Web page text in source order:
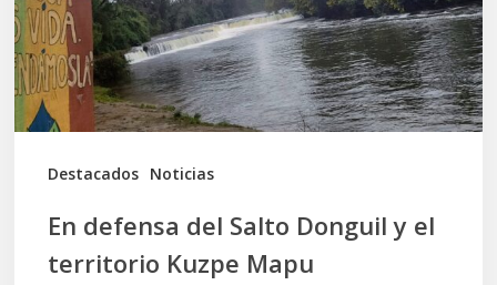
Destacados Noticias
y
el
territorio
Kuzpe
Mapu
En defensa del Salto Donguil y el
territorio Kuzpe Mapu